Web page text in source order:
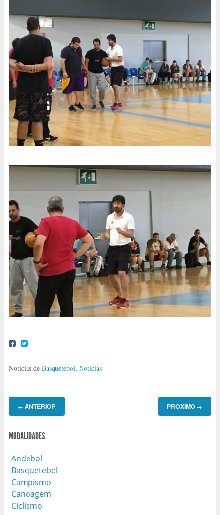
Noticias de Basquetebol, Notícias
← ANTERIOR PROXIMO →
MODALIDADES
Andebol
Basquetebol
Campismo
Canoagem
Ciclismo